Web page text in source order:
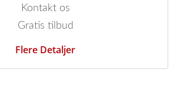
Kontakt os
Gratis tilbud
Flere Detaljer